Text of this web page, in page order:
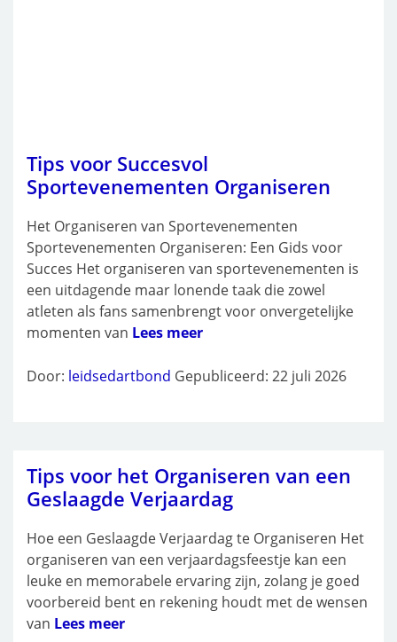
Tips voor Succesvol
Sportevenementen Organiseren
Het Organiseren van Sportevenementen
Sportevenementen Organiseren: Een Gids voor
Succes Het organiseren van sportevenementen is
een uitdagende maar lonende taak die zowel
atleten als fans samenbrengt voor onvergetelijke
momenten van Lees meer
Door: leidsedartbond Gepubliceerd: 22 juli 2026
Tips voor het Organiseren van een
Geslaagde Verjaardag
Hoe een Geslaagde Verjaardag te Organiseren Het
organiseren van een verjaardagsfeestje kan een
leuke en memorabele ervaring zijn, zolang je goed
voorbereid bent en rekening houdt met de wensen
van Lees meer